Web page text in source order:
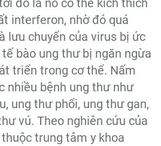
đó là nó có thể kích thích
interferon, nhờ đó quá
lưu chuyển của virus bị ức
bào ung thư bị ngăn ngừa
triển trong cơ thể. Nấm
nhiều bệnh ung thư như
ung thư phổi, ung thư gan,
vú. Theo nghiên cứu của
trung tâm y khoa